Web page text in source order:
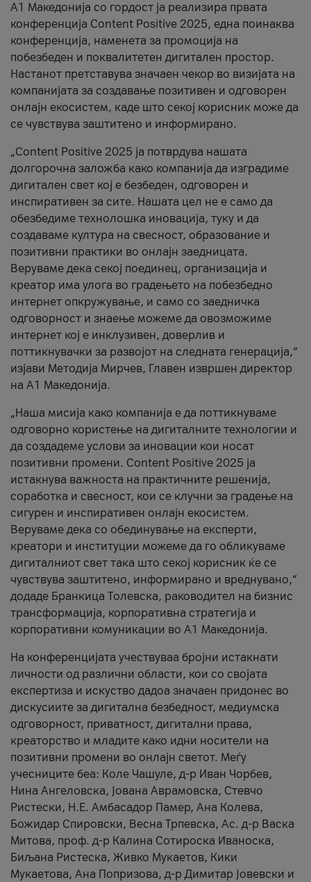
А1 Македонија со гордост ја реализира првата
конференција Content Positive 2025, една поинаква
конференција, наменета за промоција на
побезбеден и поквалитетен дигитален простор.
Настанот претставува значаен чекор во визијата на
компанијата за создавање позитивен и одговорен
онлајн екосистем, каде што секој корисник може да
се чувствува заштитено и информирано.
„Content Positive 2025 ја потврдува нашата
долгорочна заложба како компанија да изградиме
дигитален свет кој е безбеден, одговорен и
инспиративен за сите. Нашата цел не е само да
обезбедиме технолошка иновација, туку и да
создаваме култура на свесност, образование и
позитивни практики во онлајн заедницата.
Веруваме дека секој поединец, организација и
креатор има улога во градењето на побезбедно
интернет опкружување, и само со заедничка
одговорност и знаење можеме да овозможиме
интернет кој е инклузивен, доверлив и
поттикнувачки за развојот на следната генерација,“
изјави Методија Мирчев, Главен извршен директор
на А1 Македонија.
„Наша мисија како компанија е да поттикнуваме
одговорно користење на дигиталните технологии и
да создадеме услови за иновации кои носат
позитивни промени. Content Positive 2025 ја
истакнува важноста на практичните решенија,
соработка и свесност, кои се клучни за градење на
сигурен и инспиративен онлајн екосистем.
Веруваме дека со обединување на експерти,
креатори и институции можеме да го обликуваме
дигиталниот свет така што секој корисник ќе се
чувствува заштитено, информирано и вреднувано,“
додаде Бранкица Толевска, раководител на бизнис
трансформација, корпоративна стратегија и
корпоративни комуникации во А1 Македонија.
На конференцијата учествуваа бројни истакнати
личности од различни области, кои со својата
експертиза и искуство дадоа значаен придонес во
дискусиите за дигитална безбедност, медиумска
одговорност, приватност, дигитални права,
креаторство и младите како идни носители на
позитивни промени во онлајн светот. Меѓу
учесниците беа: Коле Чашуле, д-р Иван Чорбев,
Нина Ангеловска, Јована Аврамовска, Стевчо
Ристески, Н.Е. Амбасадор Памер, Ана Колева,
Божидар Спировски, Весна Трпевска, Ас. д-р Васка
Митова, проф. д-р Калина Сотироска Иваноска,
Биљана Ристеска, Живко Мукаетов, Кики
Мукаетова, Ана Попризова, д-р Димитар Јовевски и